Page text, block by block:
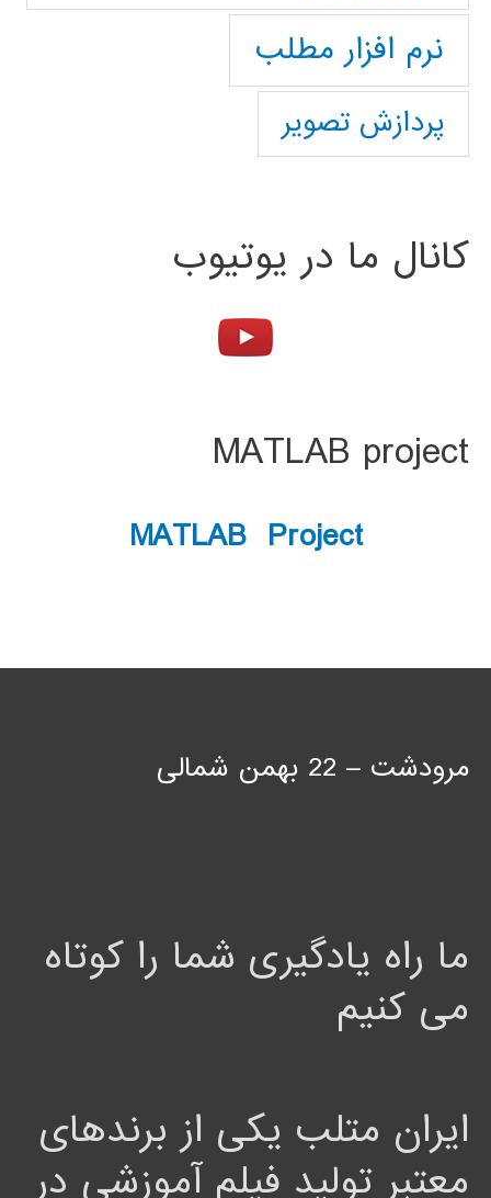
نرم افزار مطلب
پردازش تصویر
کانال ما در یوتیوب
MATLAB project
MATLAB Project
مرودشت – 22 بهمن شمالی
ما راه یادگیری شما را کوتاه
می کنیم
ایران متلب یکی از برندهای
معتبر تولید فیلم آموزشی در